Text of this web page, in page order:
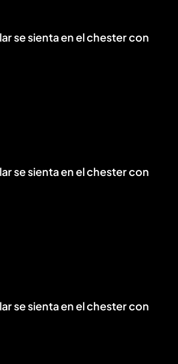
se sienta en el chester con
se sienta en el chester con
se sienta en el chester con